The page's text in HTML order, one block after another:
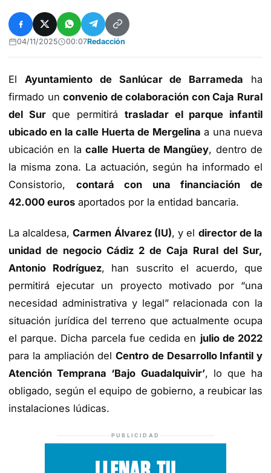
04/11/2025 00:07Redacción
El Ayuntamiento de Sanlúcar de Barrameda ha
firmado unconvenio de colaboración con Caja Rural
del Surque permitirá trasladar el parque infantil
ubicado en la calle Huerta de Mergelina a una nueva
ubicación en lacalle Huerta de Mangüey, dentro de
la misma zona. La actuación, según ha informado el
Consistorio, contará con una financiación de
42.000 euros aportados por la entidad bancaria.
La alcaldesa,Carmen Álvarez (IU), y el director de la
unidad de negocio Cádiz 2 de Caja Rural del Sur,
Antonio Rodríguez, han suscrito el acuerdo, que
permitirá ejecutar un proyecto motivado por “una
necesidad administrativa y legal” relacionada con la
situación jurídica del terreno que actualmente ocupa
el parque. Dicha parcela fue cedida en julio de 2022
para la ampliación del Centro de Desarrollo Infantil y
Atención Temprana ‘Bajo Guadalquivir’, lo que ha
obligado, según el equipo de gobierno, a reubicar las
instalaciones lúdicas.
PUBLICIDAD